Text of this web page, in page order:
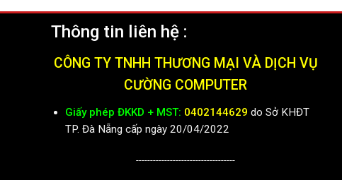
Thông tin liên hệ :
CÔNG TY TNHH THƯƠNG MẠI VÀ DỊCH VỤ
CƯỜNG COMPUTER
Giấy phép ĐKKD + MST: 0402144629 do Sở KHĐT
TP. Đà Nẵng cấp ngày 20/04/2022
-----------------------------------